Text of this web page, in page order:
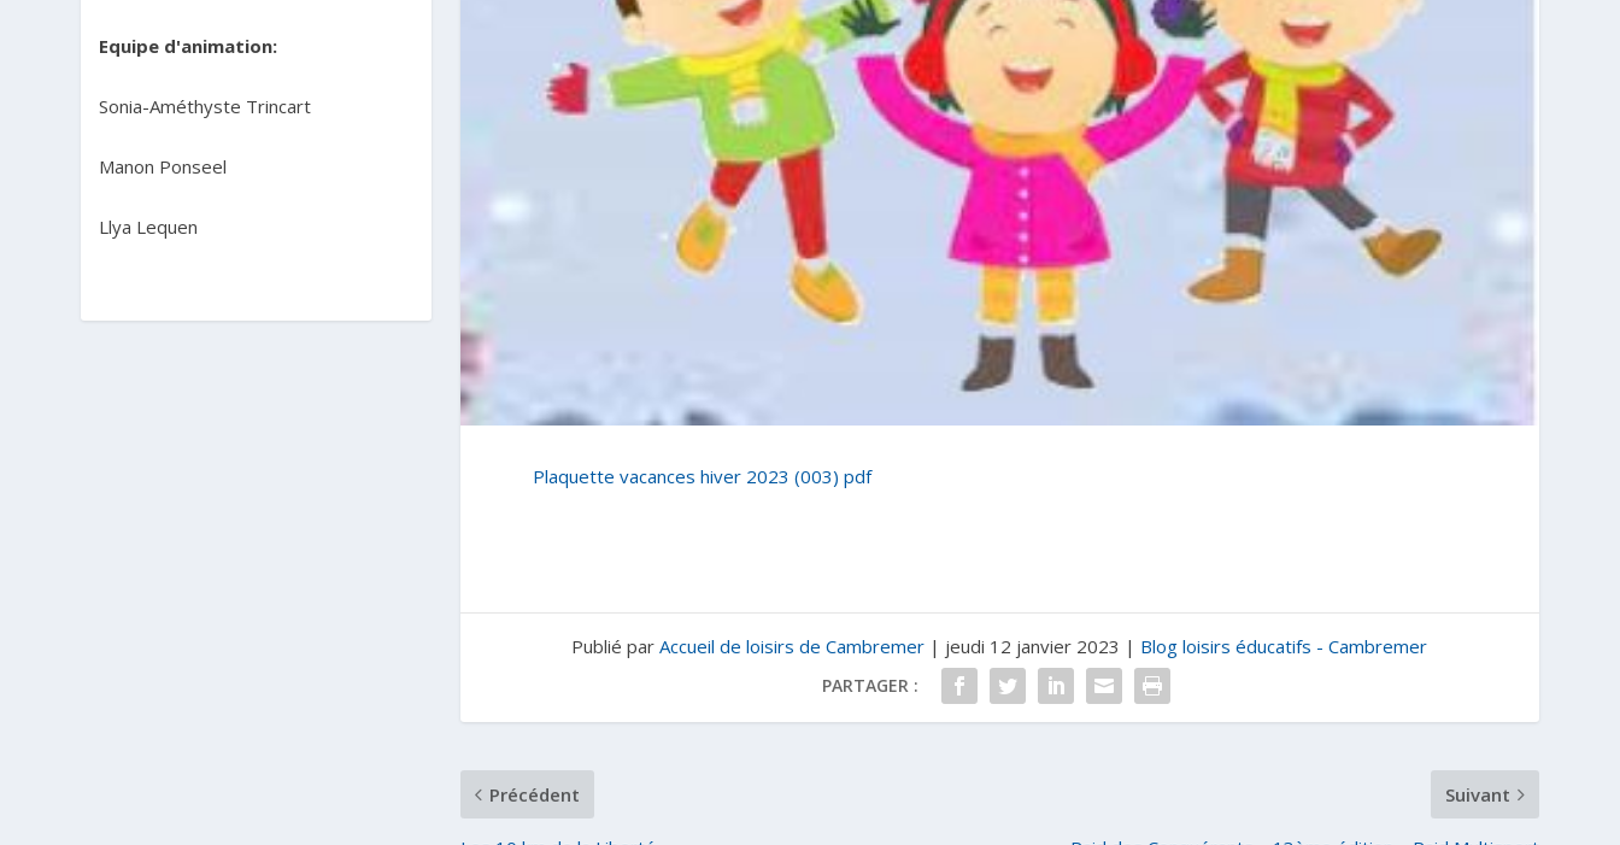
Plaquette vacances hiver 2023 (003) pdf
Publié parAccueil de loisirs de Cambremer | jeudi 12 janvier 2023 | Blog loisirs éducatifs - Cambremer
PARTAGER :
Précédent Suivant
Equipe d'animation:
Sonia-Améthyste Trincart
Manon Ponseel
Llya Lequen